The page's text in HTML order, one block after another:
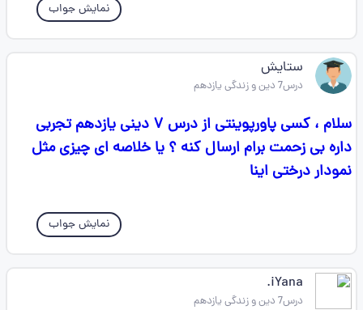
نمایش جواب
ستایش
درس7 دین و زندگی یازدهم
سلام ، کسی پاورپوینتی از درس ۷ دینی یازدهم تجربی
داره بی زحمت برام ارسال کنه ؟ یا خلاصه ای چیزی مثل
نمودار درختی اینا
نمایش جواب
iYana.
درس7 دین و زندگی یازدهم